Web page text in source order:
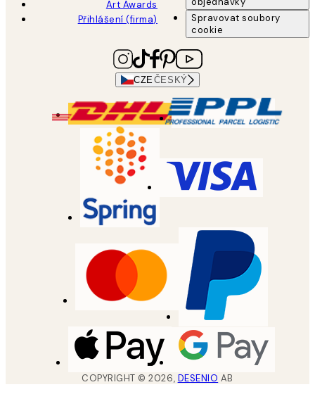
Art Awards
Přihlášení (firma)
Spravovat soubory
cookie
CZE ČESKÝ
COPYRIGHT ©2026, DESENIO AB